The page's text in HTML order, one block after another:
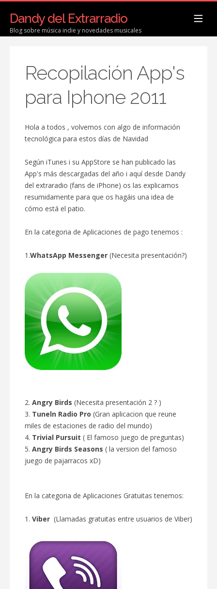
Dandy del Extrarradio
Blog sobre música indie y novedades musicales
Recopilación App's
para Iphone 2011
Hola a todos , volvemos con algo de información
tecnológica para estos días de Navidad
Según iTunes i su AppStore se han publicado las
App's más descargadas del año i aquí desde Dandy
del extraradio (fans de iPhone) os las explicamos
resumidamente para que os hagáis una idea de
cómo está el patio.
En la categoria de Aplicaciones de pago tenemos :
1.WhatsApp Messenger(Necesita presentación?)
2. Angry Birds (Necesita presentación 2 ? )
3. Tuneln Radio Pro (Gran aplicacion que reune
miles de estaciones de radio del mundo)
4. Trivial Pursuit ( El famoso juego de preguntas)
5. Angry Birds Seasons ( la version del famoso
juego de pajarracos xD)
En la categoria de Aplicaciones Gratuitas tenemos:
1. Viber(Llamadas gratuitas entre usuarios de Viber)